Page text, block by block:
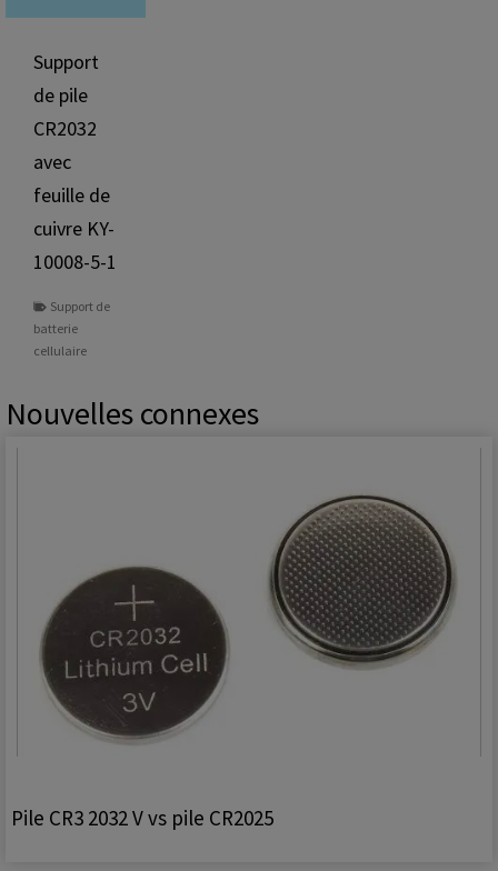
Support
de pile
CR2032
avec
feuille de
cuivre KY-
10008-5-1
Support de
batterie
cellulaire
Nouvelles connexes
Pile CR3 2032 V vs pile CR2025